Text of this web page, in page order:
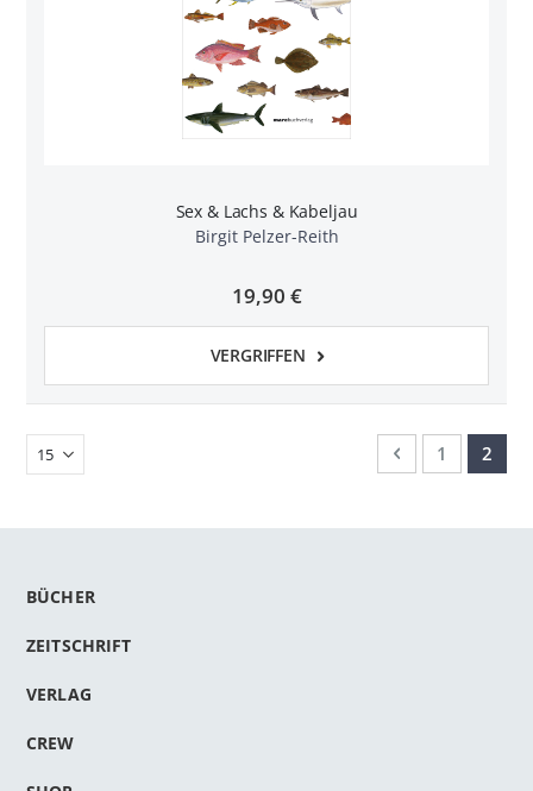
Sex & Lachs & Kabeljau
Birgit Pelzer-Reith
19,90 €
VERGRIFFEN
SeiteSeite
ZurückSeite
1 Sie
2
BÜCHER
ZEITSCHRIFT
VERLAG
CREW